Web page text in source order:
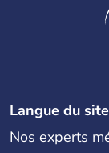
Langue du
Nos experts